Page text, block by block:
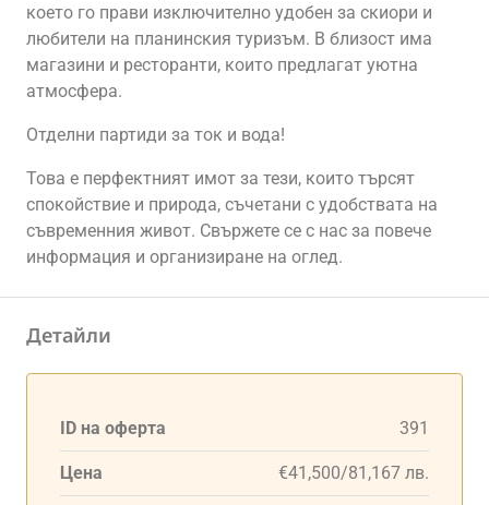
което го прави изключително удобен за скиори и
любители на планинския туризъм. В близост има
магазини и ресторанти, които предлагат уютна
атмосфера.
Отделни партиди за ток и вода!
Това е перфектният имот за тези, които търсят
спокойствие и природа, съчетани с удобствата на
съвременния живот. Свържете се с нас за повече
информация и организиране на оглед.
Детайли
ID на оферта 391
Цена €41,500/81,167 лв.